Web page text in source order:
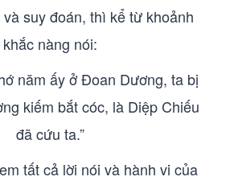
suy đoán, thì kể từ khoảnh
khắc nàng nói:
năm ấy ở Đoan Dương, ta bị
kiếm bắt cóc, là Diệp Chiếu
đã cứu ta.”
tất cả lời nói và hành vi của